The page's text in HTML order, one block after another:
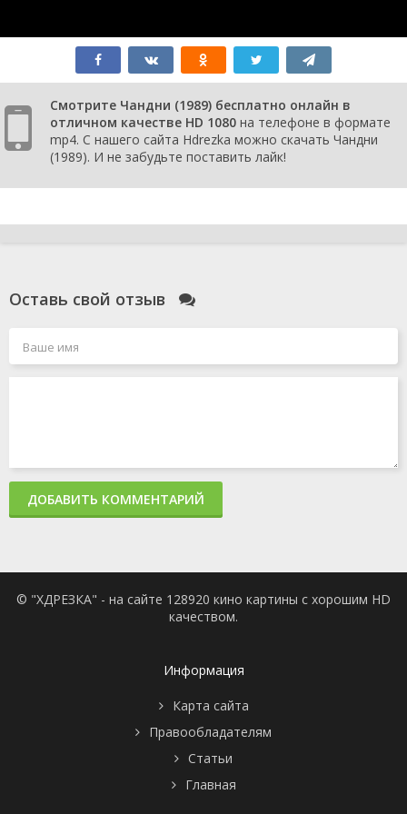
Смотрите Чандни (1989) бесплатно онлайн в
отличном качестве HD 1080 на телефоне в формате
mp4. С нашего сайта Hdrezka можно скачать Чандни
(1989). И не забудьте поставить лайк!
Оставь свой отзыв
ДОБАВИТЬ КОММЕНТАРИЙ
© "ХДРЕЗКА" - на сайте 128920 кино картины с хорошим HD
качеством.
Информация
Карта сайта
Правообладателям
Статьи
Главная